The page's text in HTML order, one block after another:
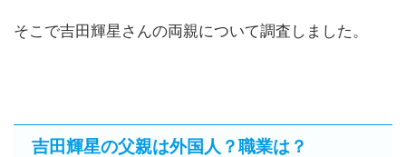
そこで吉田輝星さんの両親について調査しました。
吉田輝星の父親は外国人？職業は？